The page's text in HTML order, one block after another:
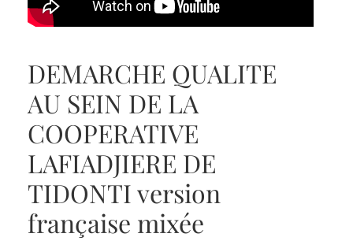
DEMARCHE QUALITE
AU SEIN DE LA
COOPERATIVE
LAFIADJIERE DE
TIDONTI version
française mixée